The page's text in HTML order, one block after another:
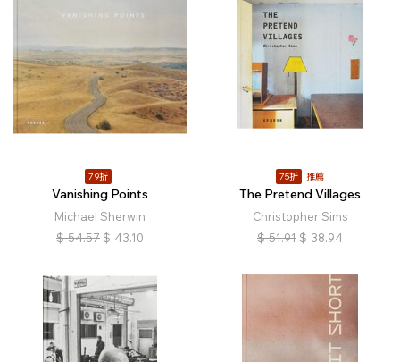
79折
Vanishing Points
Michael Sherwin
$ 54.57 $ 43.10
75折 推薦
The Pretend Villages
Christopher Sims
$ 51.91 $ 38.94